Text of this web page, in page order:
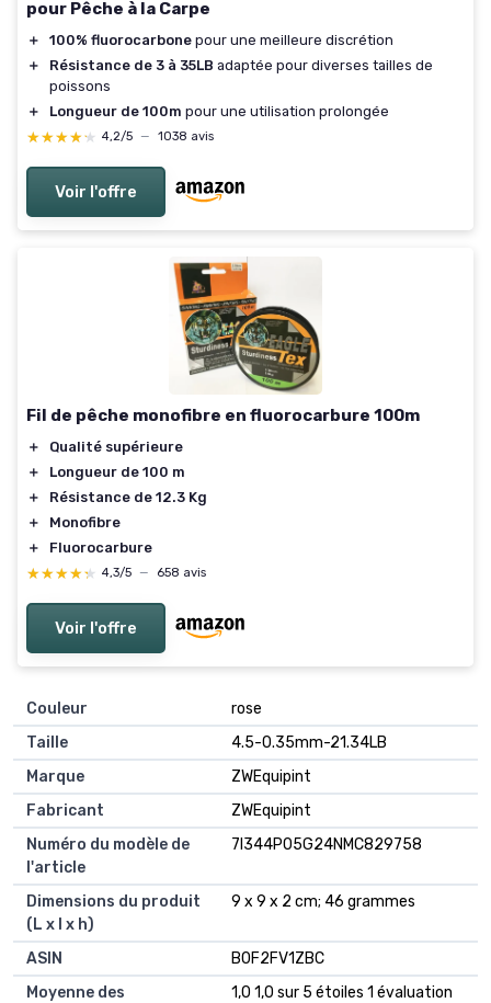
pour Pêche à la Carpe
＋ 100% fluorocarbone pour une meilleure discrétion
＋
Résistance de 3 à 35LB adaptée pour diverses tailles de
poissons
＋
Longueur de 100m pour une utilisation prolongée
★★★★★
★★★★★ 4,2/5 — 1038 avis
Voir l'offre
Fil de pêche monofibre en fluorocarbure 100m
＋
Qualité supérieure
＋
Longueur de 100 m
＋
Résistance de 12.3 Kg
＋
Monofibre
＋
Fluorocarbure
★★★★★
★★★★★ 4,3/5 — 658 avis
Voir l'offre
Couleur
‎rose
Taille
‎4.5-0.35mm-21.34LB
Marque
‎ZWEquipint
Fabricant
‎ZWEquipint
Numéro du modèle de
l'article
‎7I344P05G24NMC829758
Dimensions du produit
(L x l x h)
‎9 x 9 x 2 cm; 46 grammes
ASIN
‎B0F2FV1ZBC
Moyenne des
1,0 1,0 sur 5 étoiles 1 évaluation